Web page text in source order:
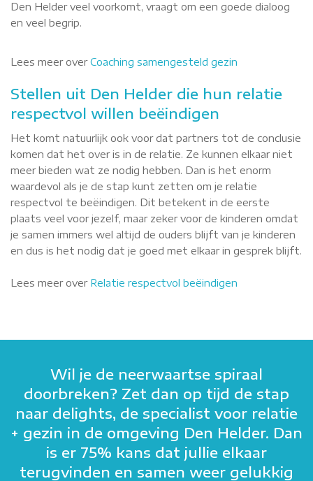
Den Helder veel voorkomt, vraagt om een goede dialoog
en veel begrip.
Lees meer overCoaching samengesteld gezin
Stellen uit Den Helder die hun relatie
respectvol willen beëindigen
Het komt natuurlijk ook voor dat partners tot de conclusie
komen dat het over is in de relatie. Ze kunnen elkaar niet
meer bieden wat ze nodig hebben. Dan is het enorm
waardevol als je de stap kunt zetten om je relatie
respectvol te beëindigen. Dit betekent in de eerste
plaats veel voor jezelf, maar zeker voor de kinderen omdat
je samen immers wel altijd de ouders blijft van je kinderen
en dus is het nodig dat je goed met elkaar in gesprek blijft.
Lees meer over Relatie respectvol beëindigen
Wil je de neerwaartse spiraal
doorbreken? Zet dan op tijd de stap
naar delights, de specialist voor relatie
+ gezin in de omgeving Den Helder. Dan
is er 75% kans dat jullie elkaar
terugvinden en samen weer gelukkig